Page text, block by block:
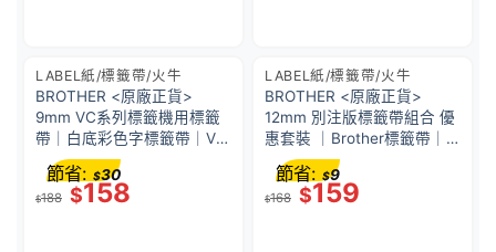
LABEL紙/標籤帶/火牛
BROTHER <原廠正貨>
9mm VC系列標籤機用標籤
帶｜白底彩色字標籤帶｜VC
系列｜CZ1001 (9mm x 5m)
$188 $158
節省: $30
LABEL紙/標籤帶/火牛
BROTHER <原廠正貨>
12mm 別注版標籤帶組合 優
惠套裝 ｜Brother標籤帶｜
P-Touch TZe-33M3｜防
水、耐熱、耐磨｜不怕紫外
線、化學藥品
$168 $159
節省: $9